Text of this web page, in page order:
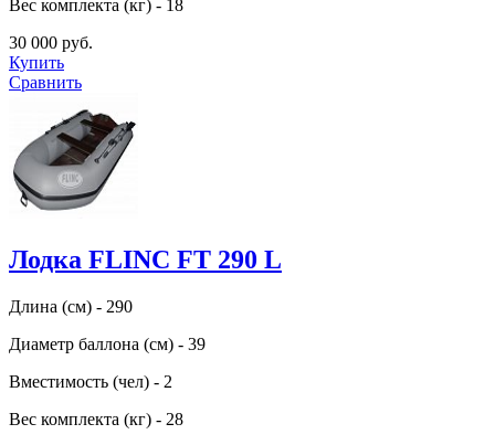
Вес комплекта (кг) - 18
30 000 руб.
Купить
Сравнить
Лодка FLINC FТ 290 L
Длина (см) - 290
Диаметр баллона (см) - 39
Вместимость (чел) - 2
Вес комплекта (кг) - 28